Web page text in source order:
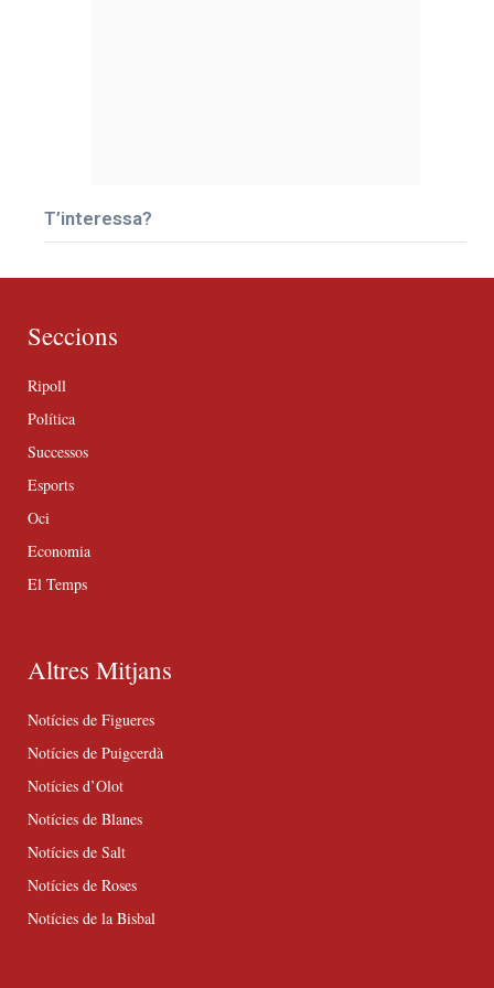
T’interessa?
Seccions
Ripoll
Política
Successos
Esports
Oci
Economia
El Temps
Altres Mitjans
Notícies de Figueres
Notícies de Puigcerdà
Notícies d’Olot
Notícies de Blanes
Notícies de Salt
Notícies de Roses
Notícies de la Bisbal